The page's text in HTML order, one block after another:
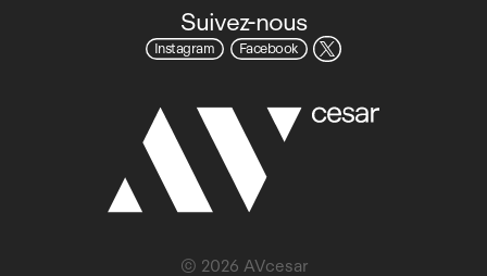
Suivez-nous
Instagram Facebook
© 2026 AVcesar